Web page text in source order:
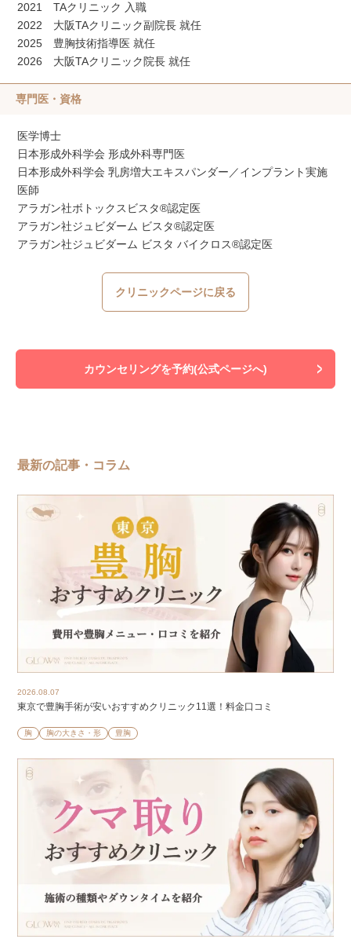
2021 TAクリニック 入職
2022 大阪TAクリニック副院長 就任
2025 豊胸技術指導医 就任
2026 大阪TAクリニック院長 就任
専門医・資格
医学博士
日本形成外科学会 形成外科専門医
日本形成外科学会 乳房増大エキスパンダー／インプラント実施
医師
アラガン社ボトックスビスタ®認定医
アラガン社ジュビダーム ビスタ®認定医
アラガン社ジュビダーム ビスタ バイクロス®認定医
クリニックページに戻る
カウンセリングを予約(公式ページへ)
最新の記事・コラム
2026.08.07
東京で豊胸手術が安いおすすめクリニック11選！料金口コミ
胸 胸の大きさ・形 豊胸